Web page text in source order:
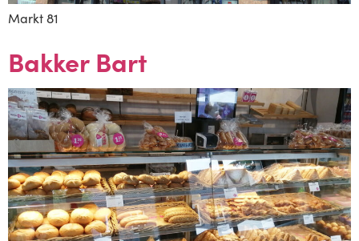
Markt 81
Bakker Bart